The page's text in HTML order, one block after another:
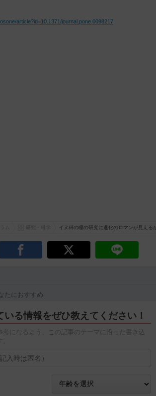
article?id=10.1371/journal.pone.0098217
イヌ科の瞳の研究に進化のロマンが見える
たにおすすめ
いる情報をぜひ教えてください！
になるよう、この記事のテーマに沿った書き込